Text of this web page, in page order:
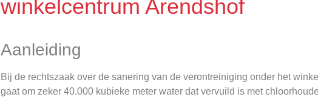
winkelcentrum Arendshof
Aanleiding
Bij de rechtszaak over de sanering van de verontreiniging onder het
gaat om zeker 40.000 kubieke meter water dat vervuild is met